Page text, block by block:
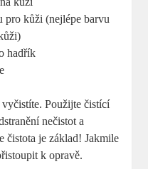
pro kůži (nejlépe barvu
hadřík
Použijte čistící
nečistot a
čistota je základ! Jakmile
k opravě.